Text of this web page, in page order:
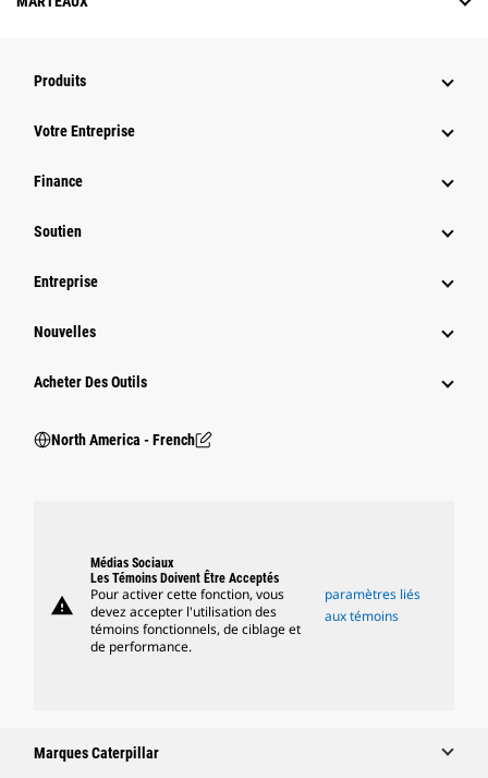
Produits
Votre Entreprise
Finance
Soutien
Entreprise
Nouvelles
Acheter Des Outils
North America - French
warning
Médias Sociaux
Les Témoins Doivent Être Acceptés
Pour activer cette fonction, vous
devez accepter l'utilisation des
témoins fonctionnels, de ciblage et
de performance.
paramètres liés
aux témoins
Marques Caterpillar